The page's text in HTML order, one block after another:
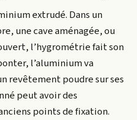
extrudé. Dans un
une cave aménagée, ou
l’hygrométrie fait son
l’aluminium va
revêtement poudre sur ses
peut avoir des
points de fixation.